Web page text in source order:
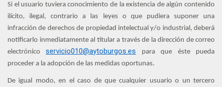
Si el usuario tuviera conocimiento de la existencia de algún contenido
ilícito, ilegal, contrario a las leyes o que pudiera suponer una
infracción de derechos de propiedad intelectual y/o industrial, deberá
notificarlo inmediatamente al titular a través de la dirección de correo
electrónicoservicio010@aytoburgos.es para que éste pueda
proceder a la adopción de las medidas oportunas.
De igual modo, en el caso de que cualquier usuario o un tercero